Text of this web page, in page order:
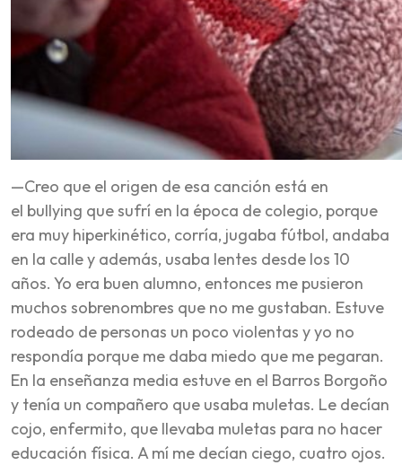
—Creo que el origen de esa canción está en
el bullying que sufrí en la época de colegio, porque
era muy hiperkinético, corría, jugaba fútbol, andaba
en la calle y además, usaba lentes desde los 10
años. Yo era buen alumno, entonces me pusieron
muchos sobrenombres que no me gustaban. Estuve
rodeado de personas un poco violentas y yo no
respondía porque me daba miedo que me pegaran.
En la enseñanza media estuve en el Barros Borgoño
y tenía un compañero que usaba muletas. Le decían
cojo, enfermito, que llevaba muletas para no hacer
educación física. A mí me decían ciego, cuatro ojos.